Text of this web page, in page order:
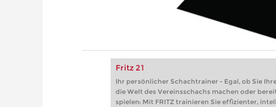
Fritz 21
Ihr persönlicher Schachtrainer - Egal, ob Sie
die Welt des Vereinsschachs machen oder
spielen: Mit FRITZ trainieren Sie effizienter,